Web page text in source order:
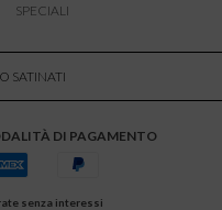
SPECIALI
SATINATI
DI PAGAMENTO
senza interessi